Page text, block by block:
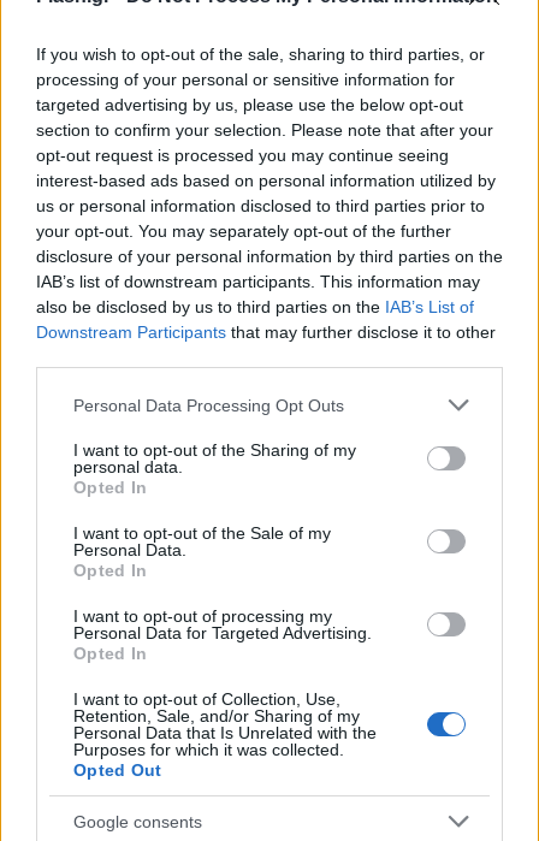
If you wish to opt-out of the sale, sharing to third parties, or
processing of your personal or sensitive information for
targeted advertising by us, please use the below opt-out
section to confirm your selection. Please note that after your
opt-out request is processed you may continue seeing
interest-based ads based on personal information utilized by
us or personal information disclosed to third parties prior to
your opt-out. You may separately opt-out of the further
disclosure of your personal information by third parties on the
IAB’s list of downstream participants. This information may
also be disclosed by us to third parties on the IAB’s List of
Downstream Participants that may further disclose it to other
Please note that this website/app uses one or more Google
not limited to your visit or usage behaviour. You may click to
grant or deny consent to Google and its third-party tags to
use your data for below specified purposes in below Google
consent section.
Personal Data Processing Opt Outs
I want to opt-out of the Sharing of my
personal data.
Opted In
I want to opt-out of the Sale of my
Personal Data.
Opted In
I want to opt-out of processing my
Personal Data for Targeted Advertising.
Opted In
I want to opt-out of Collection, Use,
Retention, Sale, and/or Sharing of my
Personal Data that Is Unrelated with the
Purposes for which it was collected.
Opted Out
Google consents
κούπες, μπλούζες, εκτυπώσεις και καλλιτεχνικά
μαθήματα.
«Είναι ένα εξαιρετικό μέρος για να εργάζεσαι» είπε
ένας από τους καλλιτέχνες, ο ζωγράφος πορτρέτων
Ρίτσαρντ Τουζ. «Ζωγράφιζα για 10 χρόνια σε έναν
αχυρώνα σε έναν λόφο στο Σόμερσετ, εντελώς
μόνος μου. Είχα έναν τεράστιο χώρο, αλλά δεν είχα
τη συντροφικότητα που σε κρατάει όταν είσαι
εδώ, επειδή έχουμε ο ένας τον άλλον. Eίναι ένας
σωστός χώρος εργασίας, τόσο υποστηρικτικός και
σε μια περιοχή με τόση ζωή» εξήγησε.
Το καλλιτεχνικό στούντιο έχει επιδοτηθεί με
Ηνωμένου Βασιλείου, αλλά πρέπει να
συγκεντρωθεί το επιπλέον ποσό των 125.000 λιρών
για να επιχειρήσει να αποκτήσει το κτίριο των
αρχών του 20ου αιώνα, το οποίο ανήκε σε εταιρεία
κατασκευής αμαξών.